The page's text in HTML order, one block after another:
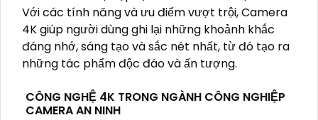
Với các tính năng và ưu điểm vượt trội, Camera
4K giúp người dùng ghi lại những khoảnh khắc
đáng nhớ, sáng tạo và sắc nét nhất, từ đó tạo ra
những tác phẩm độc đáo và ấn tượng.
CÔNG NGHỆ 4K TRONG NGÀNH CÔNG NGHIỆP
CAMERA AN NINH